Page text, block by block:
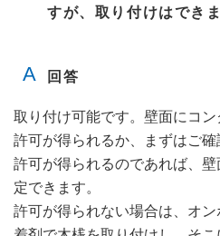
すが、取り付けはでき
取り付け可能です。壁面にコ
許可が得られるか、まずはご確
許可が得られるのであれば、
定できます。
許可が得られない場合は、オ